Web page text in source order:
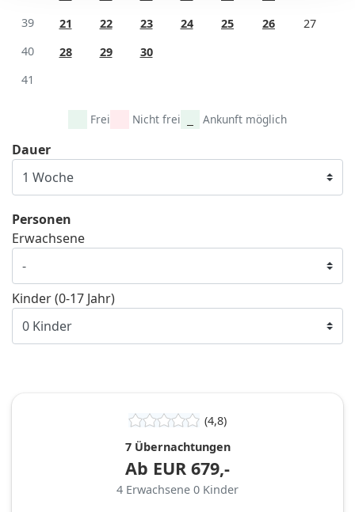
39
21 22 23 24 25 26
27
40
28 29
30
41
Frei Nicht frei Ankunft möglich
Dauer
Personen
Erwachsene
Kinder (0-17 Jahr)
(4,8)
7 Übernachtungen
Ab EUR 679,-
4 Erwachsene 0 Kinder